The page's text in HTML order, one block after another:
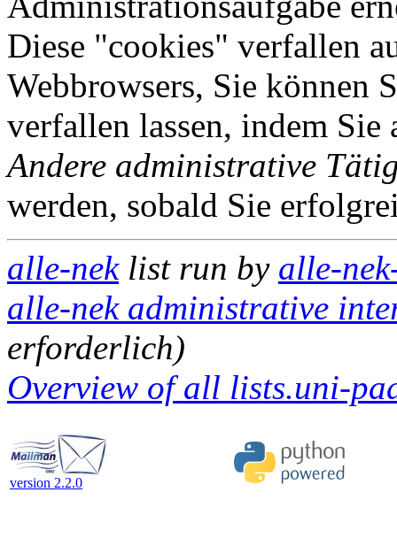
Diese "cookies" verfallen
Webbrowsers, Sie können
verfallen lassen, indem
Andere administrative
werden, sobald Sie
alle-neklist run by alle-
alle-nek administrative
erforderlich)
Overview of all lists.uni-
version 2.2.0